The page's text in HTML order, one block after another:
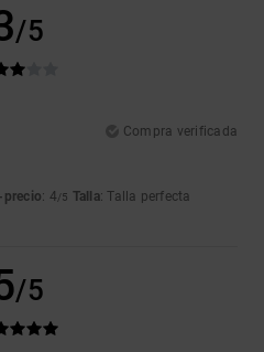
/5
Compra verificada
precio: 4/5 Talla: Talla perfecta
/5